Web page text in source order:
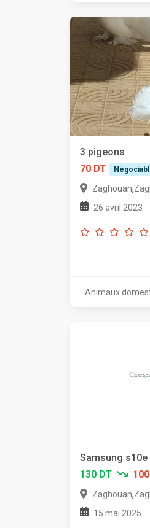
3 pigeons
70 DT
Zaghouan,
26 avril 2023
Animaux
Samsung s10e
130 DT
Zaghouan,
15 mai 2025